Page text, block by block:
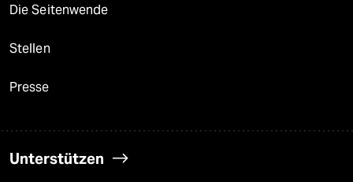
Die Seitenwende
Stellen
Presse
Unterstützen